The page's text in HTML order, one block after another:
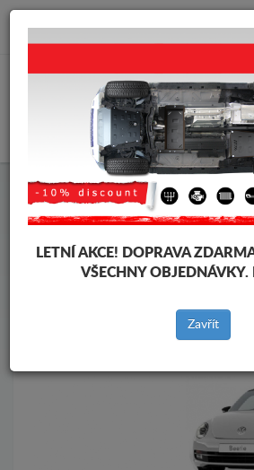
Kryt pod motor Volkswagen
Kryt pod motor Volkswagen New
Značky vozidel
Zpět na produkty
LETNÍ AKCE! DOPRAVA
VŠECHNY OBJEDNÁVKY.
Zavřít